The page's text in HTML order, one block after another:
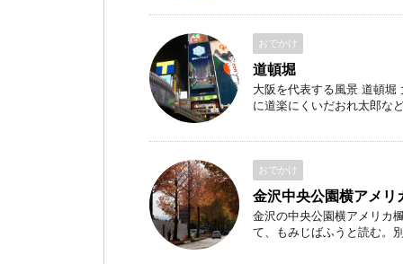
おでかけ
道頓堀
大阪を代表する風景 道頓堀
に道楽にくいだおれ太郎な
おでかけ
金沢中央公園横アメリ
金沢の中央公園横アメリカ
て、もみじばふうと読む。